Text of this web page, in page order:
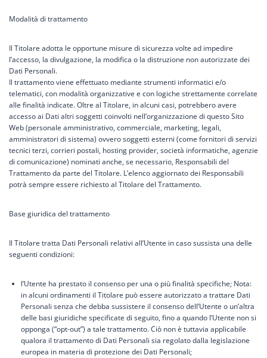
Modalità di trattamento
Il Titolare adotta le opportune misure di sicurezza volte ad impedire
l’accesso, la divulgazione, la modifica o la distruzione non autorizzate dei
Dati Personali.
Il trattamento viene effettuato mediante strumenti informatici e/o
telematici, con modalità organizzative e con logiche strettamente correlate
alle finalità indicate. Oltre al Titolare, in alcuni casi, potrebbero avere
accesso ai Dati altri soggetti coinvolti nell’organizzazione di questo Sito
Web (personale amministrativo, commerciale, marketing, legali,
amministratori di sistema) ovvero soggetti esterni (come fornitori di servizi
tecnici terzi, corrieri postali, hosting provider, società informatiche, agenzie
di comunicazione) nominati anche, se necessario, Responsabili del
Trattamento da parte del Titolare. L’elenco aggiornato dei Responsabili
potrà sempre essere richiesto al Titolare del Trattamento.
Base giuridica del trattamento
Il Titolare tratta Dati Personali relativi all’Utente in caso sussista una delle
seguenti condizioni:
l’Utente ha prestato il consenso per una o più finalità specifiche; Nota:
in alcuni ordinamenti il Titolare può essere autorizzato a trattare Dati
Personali senza che debba sussistere il consenso dell’Utente o un’altra
delle basi giuridiche specificate di seguito, fino a quando l’Utente non si
opponga (“opt-out”) a tale trattamento. Ciò non è tuttavia applicabile
qualora il trattamento di Dati Personali sia regolato dalla legislazione
europea in materia di protezione dei Dati Personali;